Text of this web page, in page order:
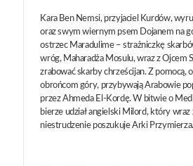
Kara Ben Nemsi, przyjaciel Kurdów,
oraz swym wiernym psem Dojanem na
ostrzec Maradulime – strażniczkę
wróg, Maharadża Mosulu, wraz z Ojcem
zrabować skarby chrześcijan. Z pomocą,
obrońcom góry, przybywają Arabowie
przez Ahmeda El-Kordę. W bitwie o
bierze udział angielski Milord, który wraz
niestrudzenie poszukuje Arki